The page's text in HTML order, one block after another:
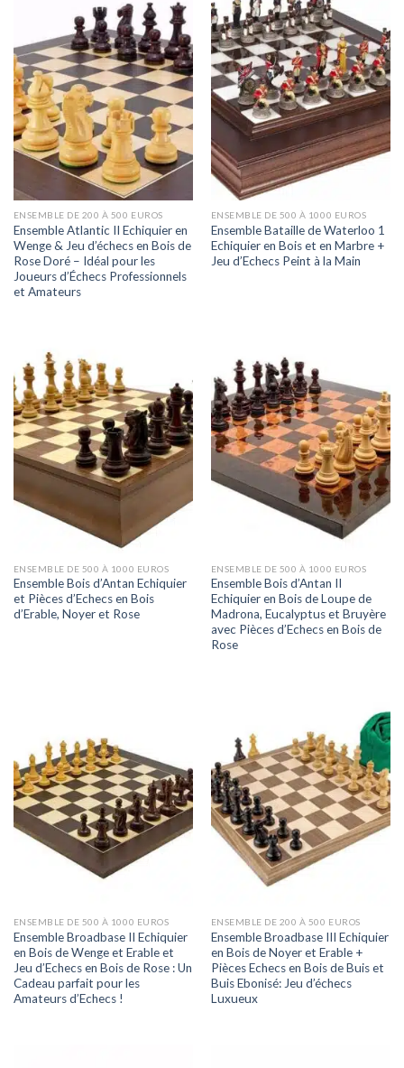
ENSEMBLE DE 200 À 500 EUROS
Ensemble Atlantic II Echiquier en
Wenge & Jeu d’échecs en Bois de
Rose Doré – Idéal pour les
Joueurs d’Échecs Professionnels
et Amateurs
ENSEMBLE DE 500 À 1000 EUROS
Ensemble Bataille de Waterloo 1
Echiquier en Bois et en Marbre +
Jeu d’Echecs Peint à la Main
ENSEMBLE DE 500 À 1000 EUROS
Ensemble Bois d’Antan Echiquier
et Pièces d’Echecs en Bois
d’Erable, Noyer et Rose
ENSEMBLE DE 500 À 1000 EUROS
Ensemble Bois d’Antan II
Echiquier en Bois de Loupe de
Madrona, Eucalyptus et Bruyère
avec Pièces d’Echecs en Bois de
Rose
ENSEMBLE DE 500 À 1000 EUROS
Ensemble Broadbase II Echiquier
en Bois de Wenge et Erable et
Jeu d’Echecs en Bois de Rose : Un
Cadeau parfait pour les
Amateurs d’Echecs !
ENSEMBLE DE 200 À 500 EUROS
Ensemble Broadbase III Echiquier
en Bois de Noyer et Erable +
Pièces Echecs en Bois de Buis et
Buis Ebonisé: Jeu d’échecs
Luxueux